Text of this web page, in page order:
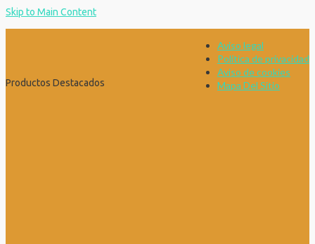
Skip to Main Content
Aviso legal
Política de privacidad
Aviso de cookies
Mapa Del Sitio
Productos Destacados